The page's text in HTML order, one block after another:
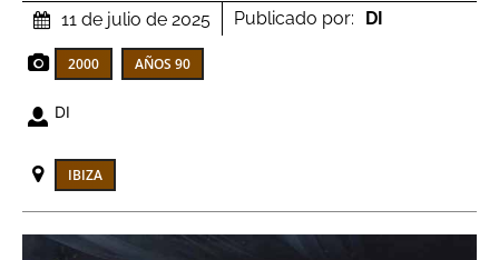
11 de julio de 2025 Publicado por: DI
2000 AÑOS 90
DI
IBIZA